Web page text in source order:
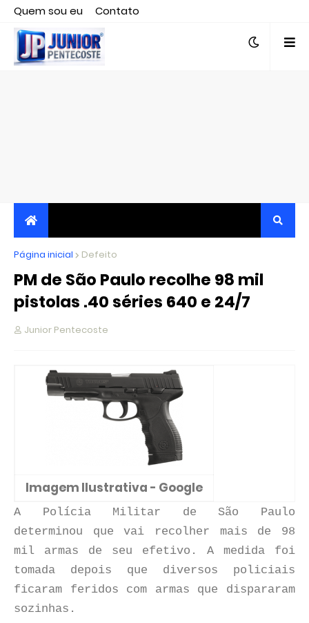
Quem sou eu
Contato
Editor responsável, jornalista Clovis Almeida.
JORNALISMO INDEPENDENTE, TRANSPARENTE E
CRÍTICO
Página inicial Defeito
PM de São Paulo recolhe 98 mil
Junior Pentecoste
Imagem Ilustrativa - Google
A Polícia Militar de São Paulo
determinou que vai recolher mais de 98
mil armas de seu efetivo. A medida foi
tomada depois que diversos policiais
ficaram feridos com armas que dispararam
sozinhas.